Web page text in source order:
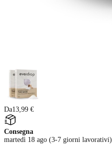
Da13,99 €
Consegna
martedì 18 ago (3-7 giorni lavorativi)